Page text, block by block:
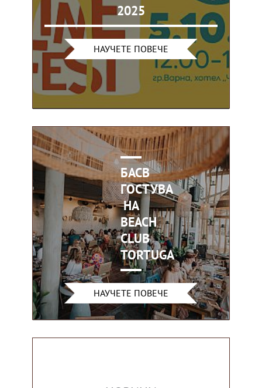
2025
НАУЧЕТЕ ПОВЕЧЕ
БАСВ
ГОСТУВА
НА
BEACH
CLUB
TORTUGA
НАУЧЕТЕ ПОВЕЧЕ